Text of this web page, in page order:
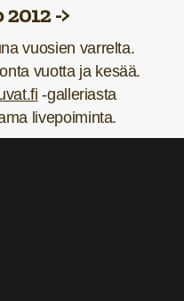
2012->
vuosien varrelta.
vuotta ja kesää.
-galleriasta
livepoiminta.